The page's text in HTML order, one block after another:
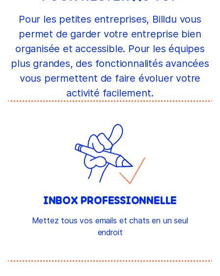
Pour les petites entreprises, Billdu vous
permet de garder votre entreprise bien
organisée et accessible. Pour les équipes
plus grandes, des fonctionnalités avancées
vous permettent de faire évoluer votre
activité facilement.
INBOX PROFESSIONNELLE
Mettez tous vos emails et chats en un seul
endroit